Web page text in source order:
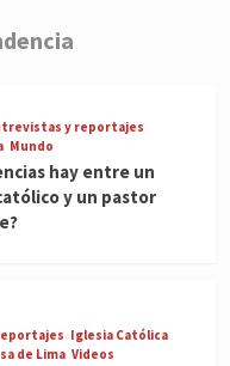
y reportajes
Mundo
hay entre un
y un pastor
Iglesia Católica
de Lima Videos